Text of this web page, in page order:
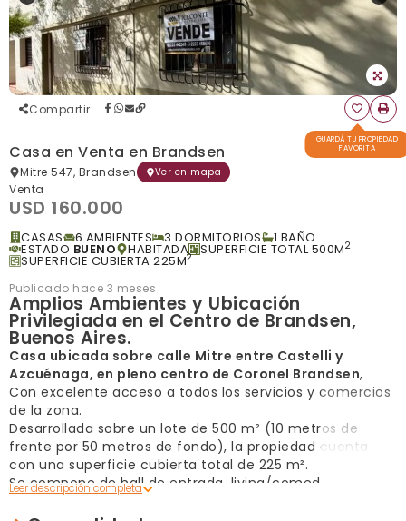
Compartir:
GUARDÁ TU PROPIEDAD
FAVORITA
Casa en Venta en Brandsen
Mitre 547, Brandsen Ver en mapa
Venta
USD 160.000
CASAS 6 AMBIENTES 3 DORMITORIOS 1 BAÑO
ESTADO BUENO HABITADA SUPERFICIE TOTAL 500M2
SUPERFICIE CUBIERTA 225M2
Publicado hace 3 meses
Amplios Ambientes y Ubicación
Privilegiada en el Centro de Brandsen,
Buenos Aires.
Casa ubicada sobre calle Mitre entre Castelli y
Azcuénaga, en pleno centro de Coronel Brandsen,
Con excelente acceso a todos los servicios y comercios
de la zona.
Desarrollada sobre un lote de 500 m² (10 metros de
frente por 50 metros de fondo), la propiedad cuenta
con una superficie cubierta total de 225 m².
Se compone de hall de entrada, living/comedor, cocina